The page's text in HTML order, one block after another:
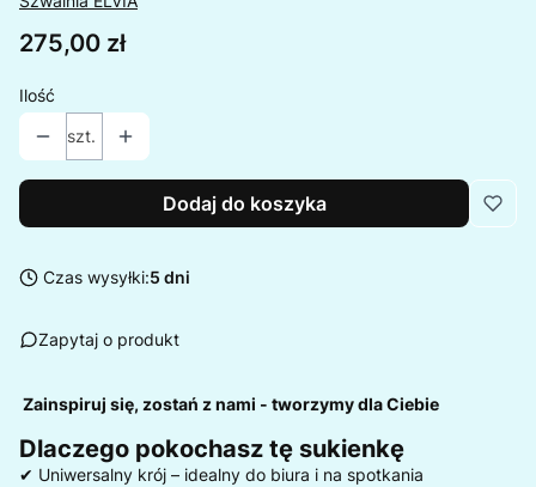
Cena
275,00 zł
Ilość
szt.
Dodaj do koszyka
Czas wysyłki:5 dni
Zapytaj o produkt
Zainspiruj się, zostań z nami - tworzymy dla Ciebie
Dlaczego pokochasz tę sukienkę
✔ Uniwersalny krój – idealny do biura i na spotkania